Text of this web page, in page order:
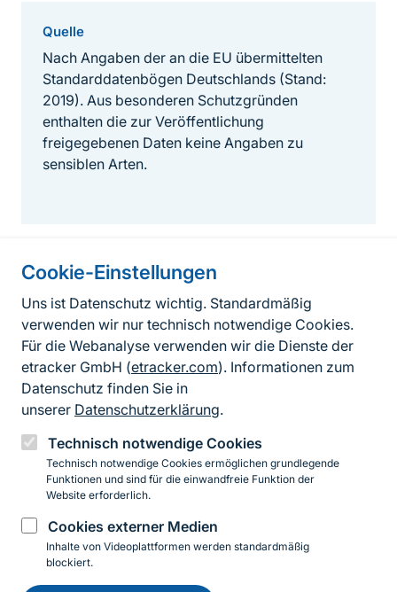
Cookie-Einstellungen
Uns ist Datenschutz wichtig. Standardmäßig
verwenden wir nur technisch notwendige Cookies.
Für die Webanalyse verwenden wir die Dienste der
etracker GmbH (etracker.com). Informationen zum
Datenschutz finden Sie in
unserer Datenschutzerklärung.
Technisch notwendige Cookies
Technisch notwendige Cookies ermöglichen grundlegende
Funktionen und sind für die einwandfreie Funktion der
Website erforderlich.
Cookies externer Medien
Inhalte von Videoplattformen werden standardmäßig
blockiert.
Einwilligung
Quelle
Nach Angaben der an die EU übermittelten
Standarddatenbögen Deutschlands (Stand:
2019). Aus besonderen Schutzgründen
enthalten die zur Veröffentlichung
freigegebenen Daten keine Angaben zu
sensiblen Arten.
Informationen zur Seite
FußzeileKontakt zum BfN
Kontaktformular
Erklärung zur Barrierefreiheit
Impressum
Datenschutz
InstagramFacebookYouTubeLinkedIn